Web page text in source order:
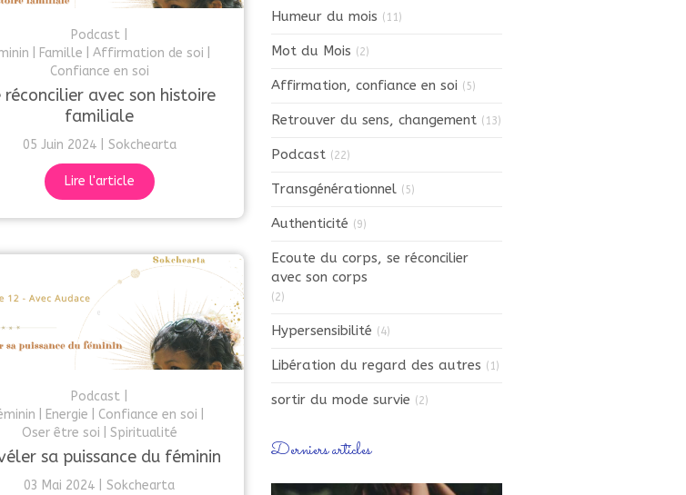
Podcast
Famille
Affirmation de soi
Confiance en soi
réconcilier avec son histoire
familiale
05 Juin 2024 Sokchearta
Lire l'article
Podcast
Energie
Confiance en soi
Oser être soi
Spiritualité
sa puissance du féminin
03 Mai 2024 Sokchearta
Humeur du mois (11)
Mot du Mois (2)
Affirmation, confiance en soi (5)
Retrouver du sens, changement (13)
Podcast (22)
Transgénérationnel (5)
Authenticité (9)
Ecoute du corps, se réconcilier
avec son corps
(2)
Hypersensibilité (4)
Libération du regard des autres (1)
sortir du mode survie (2)
Derniers articles